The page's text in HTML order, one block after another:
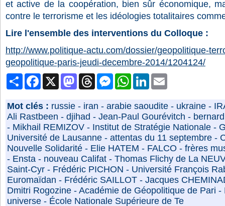
et active de la coopération, bien sûr économique,
contre le terrorisme et les idéologies totalitaires
Lire l'ensemble des interventions du Colloque :
http://www.politique-actu.com/dossier/geopolitique-
geopolitique-paris-jeudi-decembre-2014/1204124/
PartagerFacebook MastodonThreads MessengerWhatsAppLinkedIn
Mot clés : russie - iran - arabie saoudite - ukraine -
Ali Rastbeen - djihad - Jean-Paul Gourévitch -
- Mikhail REMIZOV - Institut de Stratégie Nationale -
Université de Lausanne - attentas du 11 septembre -
Nouvelle Solidarité - Elie HATEM - FALCO - frères
- Ensta - nouveau Califat - Thomas Flichy de La
Saint-Cyr - Frédéric PICHON - Université François
Euromaïdan - Frédéric SAILLOT - Jacques
Dmitri Rogozine - Académie de Géopolitique de Pari -
universe - École Nationale Supérieure de Te